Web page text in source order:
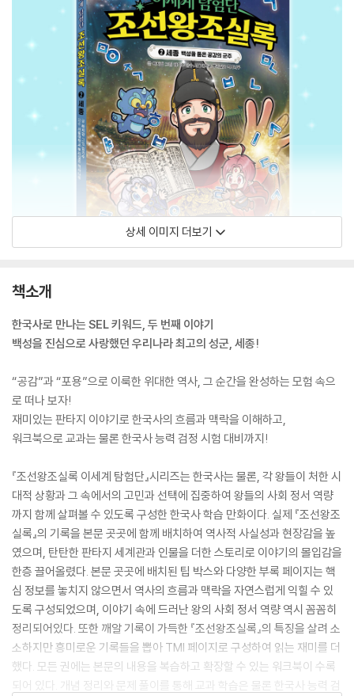
상세 이미지 더보기
책소개
한국사로 만나는 SEL 키워드, 두 번째 이야기
백성을 진심으로 사랑했던 우리나라 최고의 성군, 세종!
“공감”과 “포용”으로 이룩한 위대한 역사, 그 순간을 완성하는 모험 속으
로 떠나 보자!
재미있는 판타지 이야기로 한국사의 흐름과 맥락을 이해하고,
워크북으로 교과는 물론 한국사 능력 검정 시험 대비까지!
『조선왕조실록 이세계 탐험단』시리즈는 한국사는 물론, 각 왕들이 처한 시
대적 상황과 그 속에서의 고민과 선택에 집중하여 왕들의 사회 정서 역량
까지 함께 살펴볼 수 있도록 구성한 한국사 학습 만화이다. 실제 『조선왕조
실록』의 기록을 본문 곳곳에 함께 배치하여 역사적 사실성과 현장감을 높
였으며, 탄탄한 판타지 세계관과 인물을 더한 스토리로 이야기의 몰입감을
한층 끌어올렸다. 본문 곳곳에 배치된 팁 박스와 다양한 부록 페이지는 핵
심 정보를 놓치지 않으면서 역사의 흐름과 맥락을 자연스럽게 익힐 수 있
도록 구성되었으며, 이야기 속에 드러난 왕의 사회 정서 역량 역시 꼼꼼히
정리되어있다. 또한 깨알 기록이 가득한 『조선왕조실록』의 특징을 살려 소
소하지만 흥미로운 기록들을 뽑아 TMI 페이지로 구성하여 읽는 재미를 더
했다. 모든 권에는 본문의 내용을 복습하고 확장할 수 있는 워크북이 수록
되어 있다. 개념 정리와 문제 풀이를 통해 교과 학습은 물론 한국사 능력 검